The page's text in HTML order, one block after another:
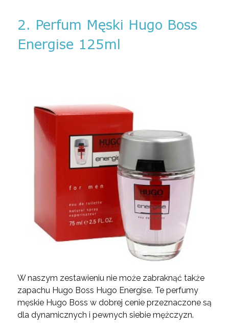
2. Perfum Męski Hugo Boss
Energise 125ml
W naszym zestawieniu nie może zabraknąć także
zapachu Hugo Boss Hugo Energise. Te perfumy
męskie Hugo Boss w dobrej cenie przeznaczone są
dla dynamicznych i pewnych siebie mężczyzn.